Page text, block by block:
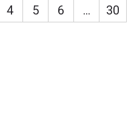
4 5 6 … 30